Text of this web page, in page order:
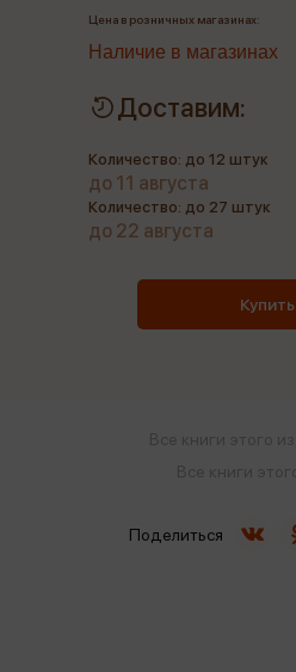
Цена в розничных магазинах:
Наличие в магазинах
Доставим:
Количество: до 12 штук
до 11 августа
Количество: до 27 штук
до 22 августа
Купить
Поделиться